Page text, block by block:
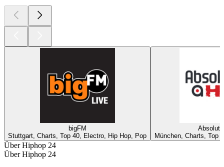
bigFM
Stuttgart, Charts, Top 40, Electro, Hip Hop, Pop
Absolut
München, Charts, Top
Über Hiphop 24
Über Hiphop 24